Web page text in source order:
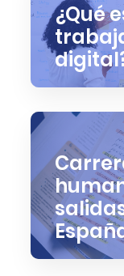
¿Qué